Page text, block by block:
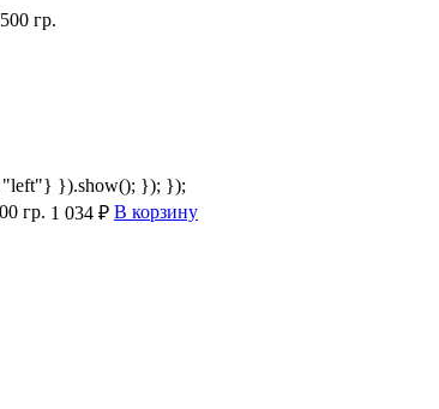
"left"} }).show(); }); });
гр. 1 034 ₽ В корзину